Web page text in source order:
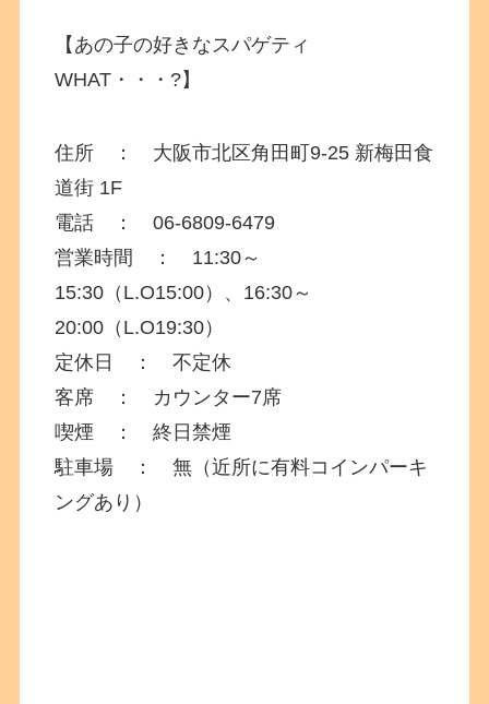
【あの子の好きなスパゲティ
WHAT・・・?】
住所 ： 大阪市北区角田町9-25 新梅田食
道街 1F
電話 ：06-6809-6479
営業時間 ： 11:30～
15:30（L.O15:00）、16:30～
20:00（L.O19:30）
定休日 ： 不定休
客席 ： カウンター7席
喫煙 ： 終日禁煙
駐車場 ： 無（近所に有料コインパーキ
ングあり）